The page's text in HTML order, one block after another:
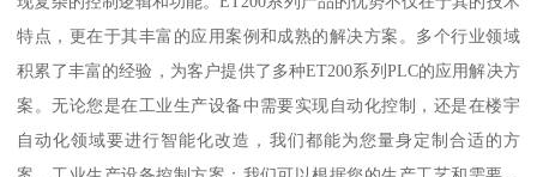
特点，更在于其丰富的应用案例和成熟的解决方案。多个行业领域
积累了丰富的经验，为客户提供了多种ET200系列PLC的应用解决方
案。无论您是在工业生产设备中需要实现自动化控制，还是在楼宇
自动化领域要进行智能化改造，我们都能为您量身定制合适的方